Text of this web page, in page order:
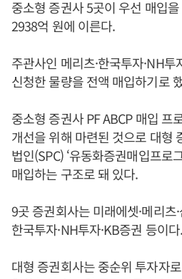
중소형 증권사 5곳이 우선 매입
2938억 원에 이른다.
주관사인 메리츠·한국투자·NH
신청한 물량을 전액 매입하기로
중소형 증권사 PF ABCP 매입 프
개선을 위해 마련된 것으로 대형
법인(SPC) ‘유동화증권매입프로
매입하는 구조로 돼 있다.
9곳 증권회사는 미래에셋·메리츠·
한국투자·NH투자·KB증권 등이다.
대형 증권회사는 중순위 투자자